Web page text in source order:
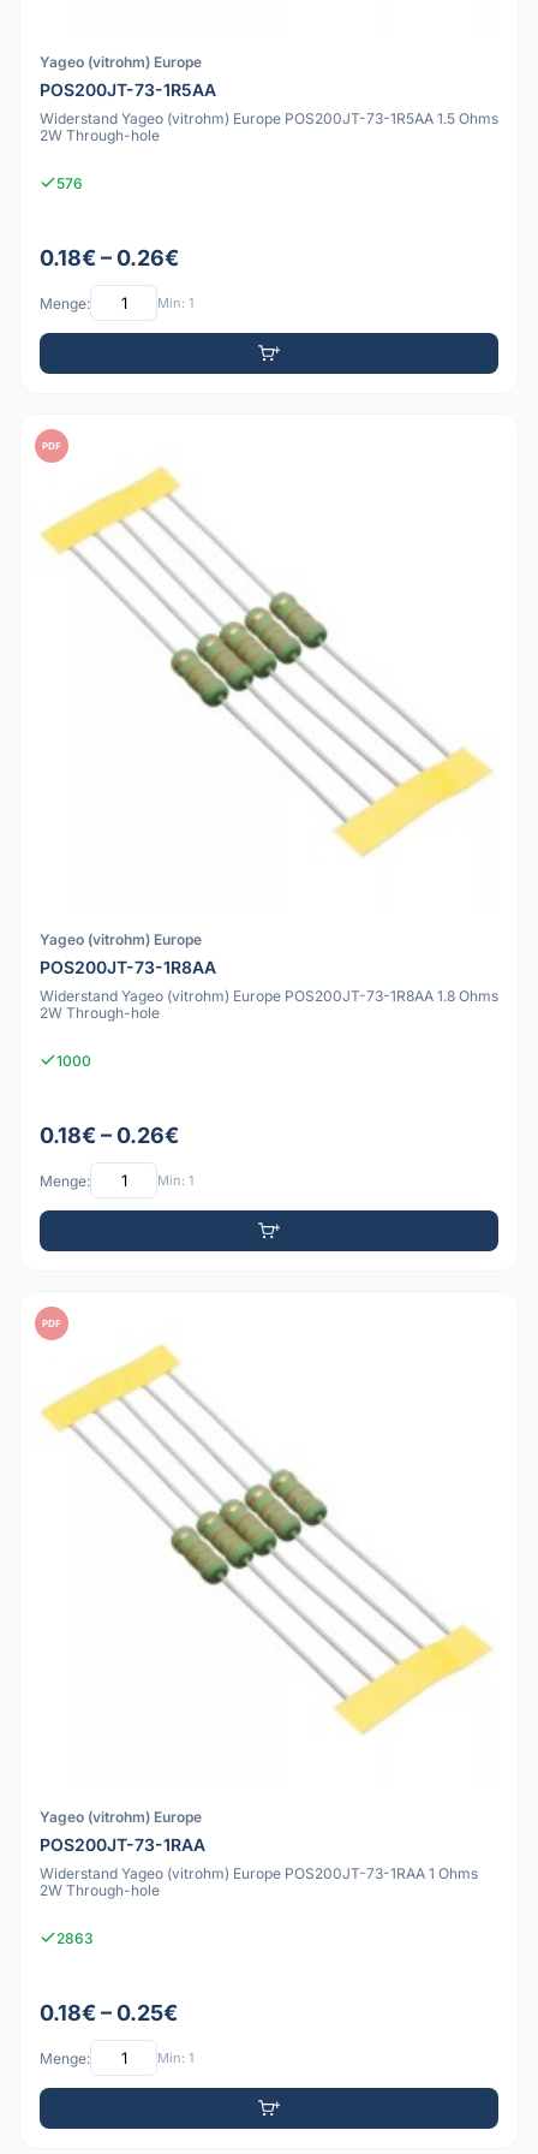
Yageo (vitrohm) Europe
POS200JT-73-1R5AA
Widerstand Yageo (vitrohm) Europe POS200JT-73-1R5AA 1.5 Ohms
2W Through-hole
576
0.18€ – 0.26€
Menge: Min: 1
PDF
Yageo (vitrohm) Europe
POS200JT-73-1R8AA
Widerstand Yageo (vitrohm) Europe POS200JT-73-1R8AA 1.8 Ohms
2W Through-hole
1000
0.18€ – 0.26€
Menge: Min: 1
PDF
Yageo (vitrohm) Europe
POS200JT-73-1RAA
Widerstand Yageo (vitrohm) Europe POS200JT-73-1RAA 1 Ohms
2W Through-hole
2863
0.18€ – 0.25€
Menge: Min: 1